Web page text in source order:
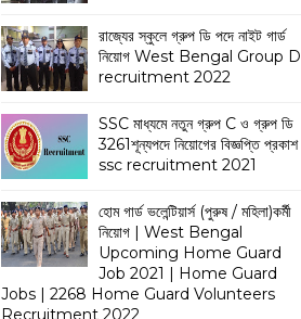
রাজ্যের স্কুলে গ্রুপ ডি পদে নাইট গার্ড
নিয়োগ West Bengal Group D
recruitment 2022
SSC মাধ্যমে নতুন গ্রুপ C ও গ্রুপ ডি
3261শূন্যপদে নিয়োগের বিজ্ঞপ্তি প্রকাশ
ssc recruitment 2021
হোম গার্ড ভলেন্টিয়ার্স (পুরুষ / মহিলা)কর্মী
নিয়োগ | West Bengal
Upcoming Home Guard
Job 2021 | Home Guard
Jobs | 2268 Home Guard Volunteers
Recruitment 2022